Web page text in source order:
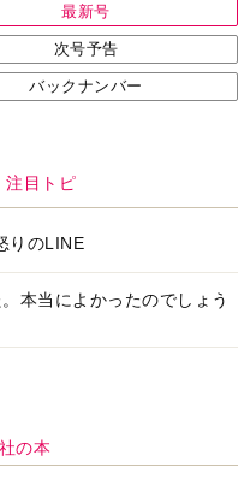
最新号
次号予告
バックナンバー
注目トピ
りのLINE
本当によかったのでしょう
の本